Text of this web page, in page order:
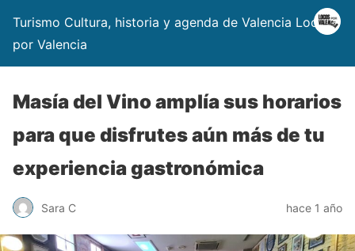
Turismo Cultura, historia y agenda de Valencia Locos
por Valencia
Masía del Vino amplía sus horarios
para que disfrutes aún más de tu
experiencia gastronómica
Sara C hace 1 año